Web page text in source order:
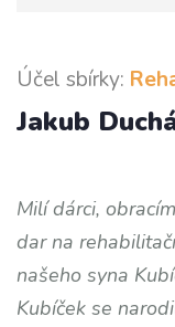
Účel sbírky:
Jakub
Milí dárci,
dar na
našeho syna
Kubíček se